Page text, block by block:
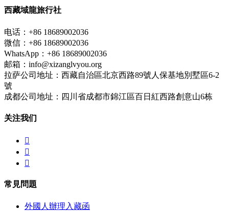
西藏域龍旅行社
电话：+86 18689002036
微信：+86 18689002036
WhatsApp：+86 18689002036
邮箱：info@xizanglvyou.org
拉萨公司地址：西藏自治區北京西路89號人保基地別墅區6-2
號
成都公司地址：四川省成都市錦江區百日紅西路創意山6栋
关注我们



常見問題
外國人辦理入藏函